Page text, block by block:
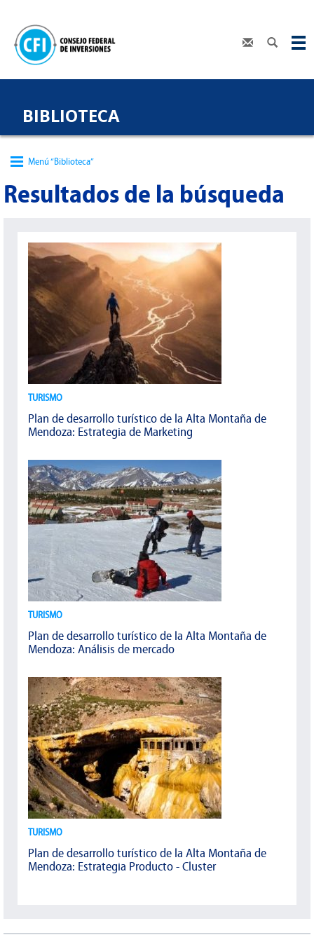
BIBLIOTECA
Menú “Biblioteca”
Resultados de la búsqueda
TURISMO
Plan de desarrollo turístico de la Alta Montaña de
Mendoza: Estrategia de Marketing
TURISMO
Plan de desarrollo turístico de la Alta Montaña de
Mendoza: Análisis de mercado
TURISMO
Plan de desarrollo turístico de la Alta Montaña de
Mendoza: Estrategia Producto - Cluster